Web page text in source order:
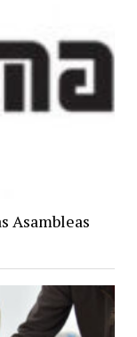
Asambleas